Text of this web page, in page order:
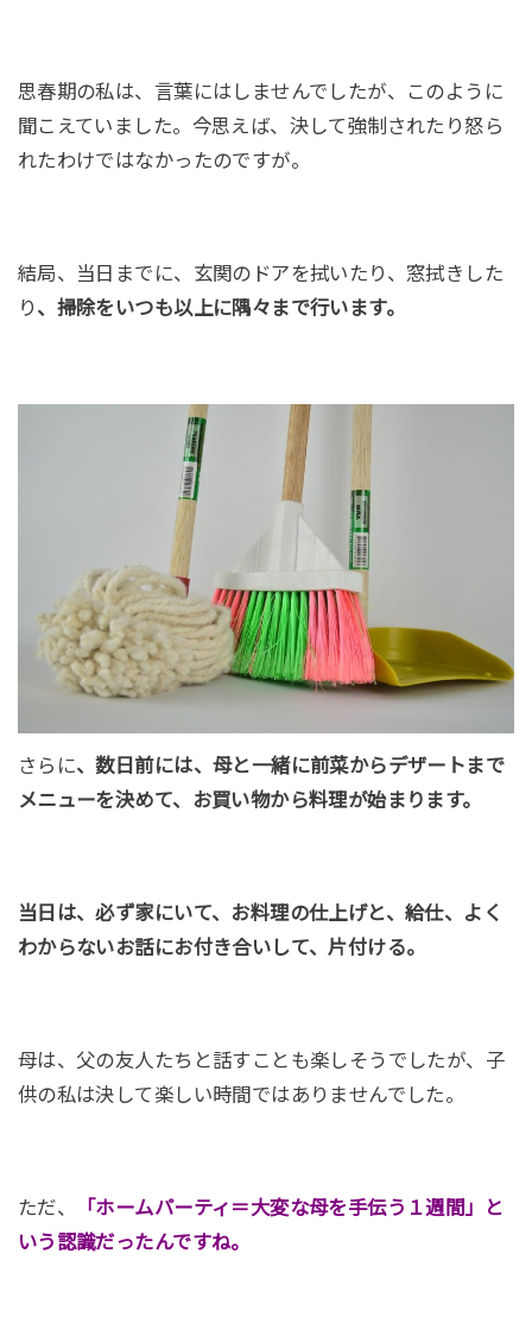
思春期の私は、言葉にはしませんでしたが、このように
聞こえていました。今思えば、決して強制されたり怒ら
れたわけではなかったのですが。
結局、当日までに、玄関のドアを拭いたり、窓拭きした
り 、掃除をいつも以上に隅々まで行います。
さらに、数日前には、母と一緒に前菜からデザートまで
メニューを決めて、お買い物から料理が始まります。
当日は、必ず家にいて、お料理の仕上げと、給仕、よく
わからないお話にお付き合いして、片付ける。
母は、父の友人たちと話すことも楽しそうでしたが、子
供の私は決して楽しい時間ではありませんでした。
ただ、
「ホームパーティ＝大変な母を手伝う１週間」と
いう認識だったんですね。